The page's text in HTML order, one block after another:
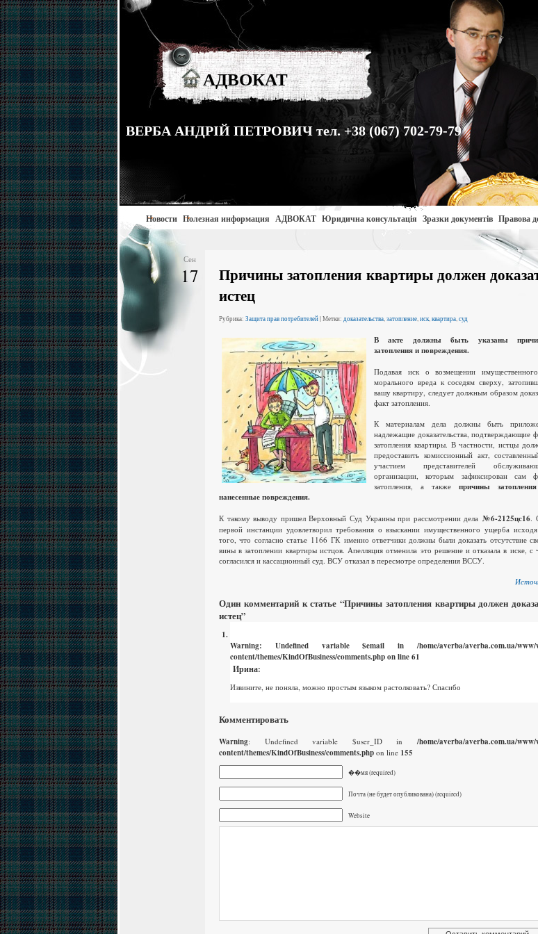
АДВОКАТ
ВЕРБА АНДРІЙ ПЕТРОВИЧ тел. +38 (067) 702-79-79
Новости Полезная информация АДВОКАТ Юридична консультація Зразки документів Правова
Сен
17
Причины затопления квартиры должен
истец
Рубрика: Защита прав потребителей| Метки: доказательства,затопление,иск,квартира,суд
В акте должны быть указаны
затопления и повреждения.
Подавая иск о возмещении
морального вреда к соседям сверху,
вашу квартиру, следует должным образом
факт затопления.
К материалам дела должны быть
надлежащие доказательства, подтверждающие
затопления квартиры. В частности, истцы
предоставить комиссионный акт,
участием представителей
организации, которым зафиксирован сам
затопления, а такжепричины
нанесенные повреждения.
К такому выводу пришел Верховный Суд Украины при рассмотрении дела №6-2125цс16.
первой инстанции удовлетворил требования о взыскании имущественного ущерба
того, что согласно статье 1166 ГК именно ответчики должны были доказать отсутствие
вины в затоплении квартиры истцов. Апелляция отменила это решение и отказала в иске, с
согласился и кассационный суд. ВСУ отказал в пересмотре определения ВССУ.
Один комментарий к статье “Причины затопления квартиры должен
истец”
Warning: Undefined variable $email in /home/averba/averba.com.ua/
content/themes/KindOfBusiness/comments.phpon line61
Ирина:
Извините, не поняла, можно простым языком растолковать? Спасибо
Комментировать
Warning: Undefined variable $user_ID in /home/averba/averba.com.ua/
content/themes/KindOfBusiness/comments.php on line 155
��мя (required)
Почта (не будет опубликована) (required)
Website